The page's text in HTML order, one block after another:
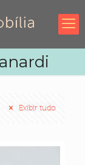
Exibir tudo